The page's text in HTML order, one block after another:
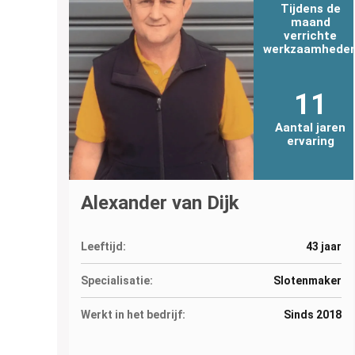
Tijdens de
maand
verrichte
11
Aantal jaren
ervaring
Alexander van Dijk
Leeftijd: 43 jaar
Specialisatie: Slotenmaker
Werkt in het bedrijf: Sinds 2018